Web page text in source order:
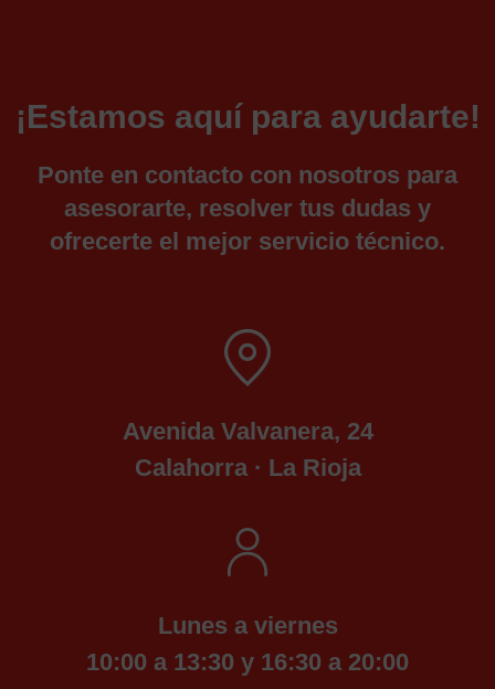
¡Estamos aquí para ayudarte!
Ponte en contacto con nosotros para
asesorarte, resolver tus dudas y
ofrecerte el mejor servicio técnico.
Avenida Valvanera, 24
Calahorra · La Rioja
Lunes a viernes
10:00 a 13:30 y 16:30 a 20:00